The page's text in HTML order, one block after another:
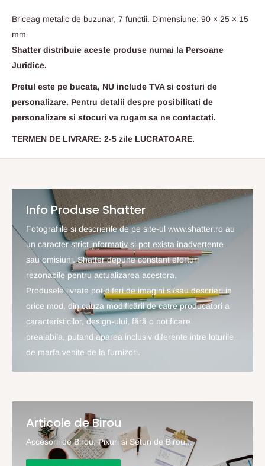
Briceag metalic de buzunar, 7 functii. Dimensiune: 90 × 25 × 15
mm
Shatter distribuie aceste produse numai la Persoane
Juridice.
Pretul este pe bucata, NU include TVA si costuri de
personalizare. Pentru detalii despre posibilitati de
personalizare si stocuri va rugam sa ne contactati.
TERMEN DE LIVRARE: 2-5 zile LUCRATOARE.
Info Produse Shatter
Fotografiile si descrierile de pe site-ul www.shatter.ro au
un caracter strict informativ si pot exista inadvertente
sau omisiuni. Shatter depune constant eforturi
rezonabile pentru actualizarea acestora.
Produsele livrate pot diferi de imagini si/sau descrieri in
orice mod, din cauza modificării de catre producatori a
caracteristicilor, design-ului, fără o notificare
prealabila, putand aparea inclusiv diferente intre loturile
de marfa venite de la furnizori.
Articole de Birou
Accesorii de Birou, Pixuri si Seturi de Birou...